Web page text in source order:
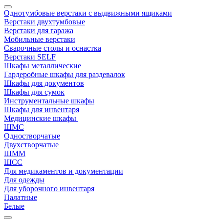
Однотумбовые верстаки с выдвижными ящиками
Верстаки двухтумбовые
Верстаки для гаража
Мобильные верстаки
Сварочные столы и оснастка
Верстаки SELF
Шкафы металлические
Гардеробные шкафы для раздевалок
Шкафы для документов
Шкафы для сумок
Инструментальные шкафы
Шкафы для инвентаря
Медицинские шкафы
ШМС
Одностворчатые
Двухстворчатые
ШММ
ШСС
Для медикаментов и документации
Для одежды
Для уборочного инвентаря
Палатные
Белые